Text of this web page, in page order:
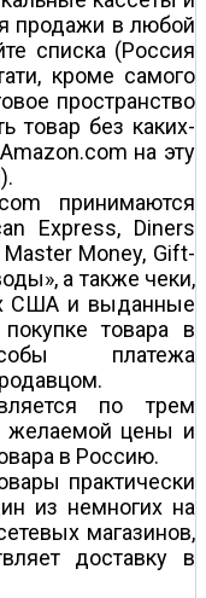
продажи в любой
списка (Россия
кроме самого
пространство
товар без каких-
на эту
принимаются
Express, Diners
Money, Gift-
а также чеки,
США и выданные
товара в
платежа
по трем
желаемой цены и
в Россию.
практически
из немногих на
магазинов,
доставку в